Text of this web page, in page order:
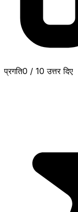
प्रगति0 / 10 उत्तर दिए